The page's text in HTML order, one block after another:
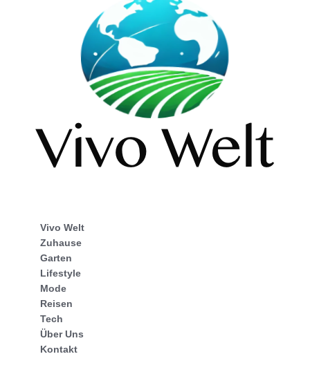
Vivo Welt
Zuhause
Garten
Lifestyle
Mode
Reisen
Tech
Über Uns
Kontakt